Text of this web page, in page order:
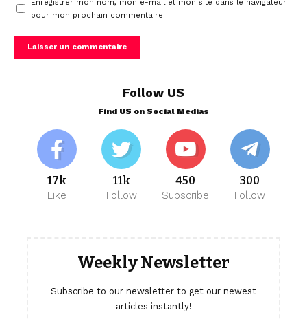
Enregistrer mon nom, mon e-mail et mon site dans le navigateur
pour mon prochain commentaire.
Follow US
Find US on Social Medias
17k
Like
11k
Follow
450
Subscribe
300
Follow
Weekly Newsletter
Subscribe to our newsletter to get our newest
articles instantly!